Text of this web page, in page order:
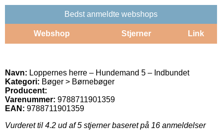
Bedst anmeldte webshops
Webshop Stjerner Link
Navn: Loppernes herre – Hundemand 5 – Indbundet
Kategori: Bøger > Børnebøger
Producent:
Varenummer: 9788711901359
EAN: 9788711901359
Vurderet til 4.2 ud af 5 stjerner baseret på 16 anmeldelser